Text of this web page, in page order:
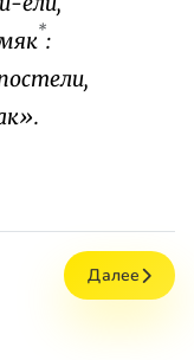
*:
Далее